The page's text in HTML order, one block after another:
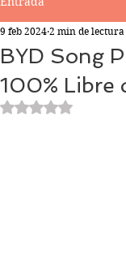
BYD Song
100% Libre
9 feb 2024 2 min de lectura
Obtuvo NaN de